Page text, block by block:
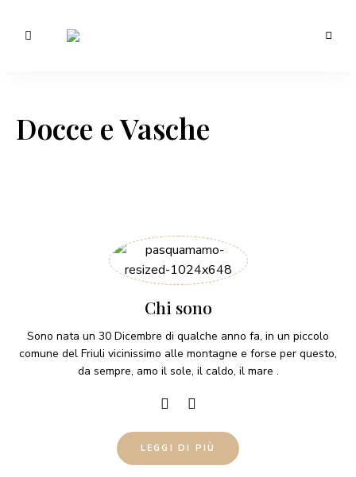
Docce e Vasche
Chi sono
Sono nata un 30 Dicembre di qualche anno fa, in un piccolo
comune del Friuli vicinissimo alle montagne e forse per questo,
da sempre, amo il sole, il caldo, il mare .
LEGGI DI PIÙ